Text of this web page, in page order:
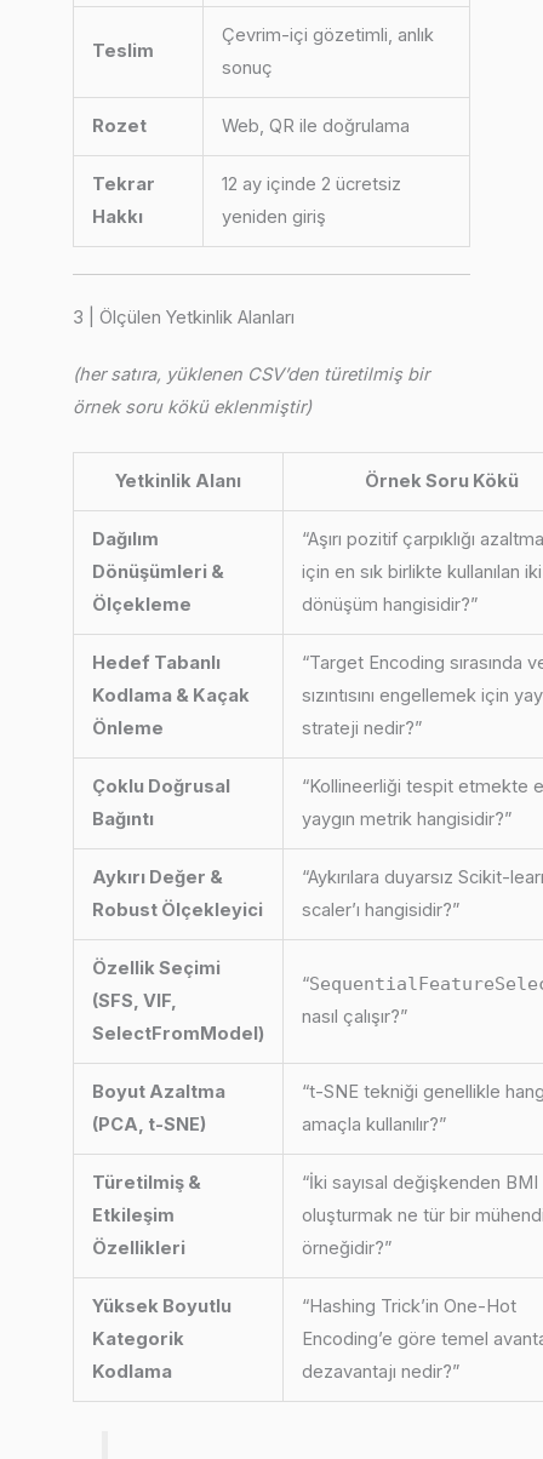
Teslim
Çevrim-içi gözetimli, anlık
sonuç
Rozet Web, QR ile doğrulama
Tekrar
Hakkı
12 ay içinde 2 ücretsiz
yeniden giriş
3 | Ölçülen Yetkinlik Alanları
(her satıra, yüklenen CSV’den türetilmiş bir
örnek soru kökü eklenmiştir)
Yetkinlik Alanı Örnek Soru Kökü
Dağılım
Dönüşümleri &
Ölçekleme
“Aşırı pozitif çarpıklığı
için en sık birlikte kullanılan iki
dönüşüm hangisidir?”
Hedef Tabanlı
Kodlama & Kaçak
Önleme
“Target Encoding sırasında
sızıntısını engellemek için
strateji nedir?”
Çoklu Doğrusal
Bağıntı
“Kollineerliği tespit etmekte
yaygın metrik hangisidir?”
Aykırı Değer &
Robust Ölçekleyici
“Aykırılara duyarsız Scikit-
scaler’ı hangisidir?”
Özellik Seçimi
(SFS, VIF,
SelectFromModel)
“
nasıl çalışır?”
Boyut Azaltma
(PCA, t-SNE)
“t-SNE tekniği genellikle
amaçla kullanılır?”
Türetilmiş &
Etkileşim
Özellikleri
“İki sayısal değişkenden BMI
oluşturmak ne tür bir
örneğidir?”
Yüksek Boyutlu
Kategorik
Kodlama
“Hashing Trick’in One-Hot
Encoding’e göre temel
dezavantajı nedir?”